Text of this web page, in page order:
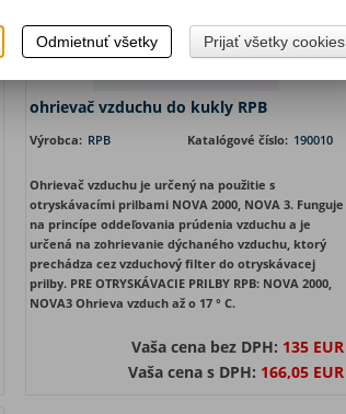
ohrievač vzduchu do kukly RPB
Výrobca: RPB Katalógové číslo: 190010
Ohrievač vzduchu je určený na použitie s
otryskávacími prilbami NOVA 2000, NOVA 3. Funguje
na princípe oddeľovania prúdenia vzduchu a je
určená na zohrievanie dýchaného vzduchu, ktorý
prechádza cez vzduchový filter do otryskávacej
prilby. PRE OTRYSKÁVACIE PRILBY RPB: NOVA 2000,
NOVA3 Ohrieva vzduch až o 17 ° C.
Vaša cena bez DPH: 135 EUR
Vaša cena s DPH: 166,05 EUR
Odmietnuť všetky Prijať všetky cookies